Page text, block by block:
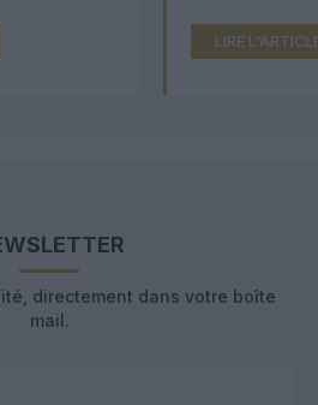
LIRE
directement dans votre boîte
mail.